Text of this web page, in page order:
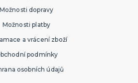
Možnosti dopravy
Možnosti platby
a vrácení zboží
podmínky
osobních údajů